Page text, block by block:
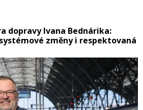
zázemí pro kanceláře.
dopravy Ivana Bednárika:
změny i respektovaná